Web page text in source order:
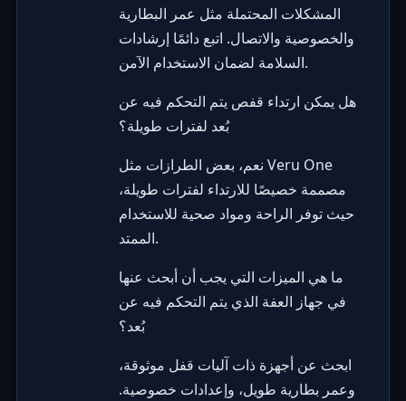
المشكلات المحتملة مثل عمر البطارية
والخصوصية والاتصال. اتبع دائمًا إرشادات
السلامة لضمان الاستخدام الآمن.
هل يمكن ارتداء قفص يتم التحكم فيه عن
بُعد لفترات طويلة؟
نعم، بعض الطرازات مثل Veru One
مصممة خصيصًا للارتداء لفترات طويلة،
حيث توفر الراحة ومواد صحية للاستخدام
الممتد.
ما هي الميزات التي يجب أن أبحث عنها
في جهاز العفة الذي يتم التحكم فيه عن
بُعد؟
ابحث عن أجهزة ذات آليات قفل موثوقة،
وعمر بطارية طويل، وإعدادات خصوصية.